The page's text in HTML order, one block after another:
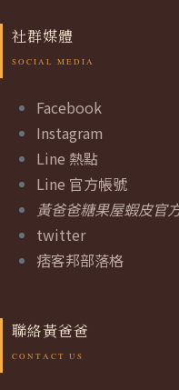
社群媒體
Facebook
Instagram
Line 熱點
Line 官方帳號
黃爸爸糖果屋蝦皮官
twitter
痞客邦部落格
聯絡黃爸爸